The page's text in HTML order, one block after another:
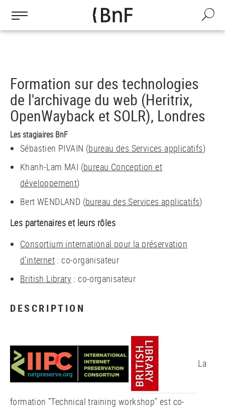
contenu
Formation sur des technologies
de l'archivage du web (Heritrix,
OpenWayback et SOLR), Londres
Les stagiaires BnF
Sébastien PIVAIN (bureau des Services applicatifs)
Khanh-Lam MAI (bureau Conception et
développement)
Bert WENDLAND (bureau des Services applicatifs)
Les partenaires et leurs rôles
Consortium international pour la préservation
d'internet : co-organisateur
British Library : co-organisateur
DESCRIPTION
La
formation "Technical training workshop" est co-